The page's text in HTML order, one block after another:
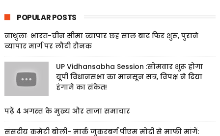
POPULAR POSTS
नाथुलाः भारत-चीन सीमा व्यापार छह साल बाद फिर शुरू, पुराने
व्यापार मार्ग पर लौटी रौनक
UP Vidhansabha Session :सोमवार शुरू होगा
यूपी विधानसभा का मानसून सत्र, विपक्ष ने दिया
हंगामे का संकेत!
पढ़ें 4 अगस्त के मुख्य और ताजा समाचार
संसदीय कमेटी बोली- मार्क जुकरबर्ग पीएम मोदी से माफी मांगें: